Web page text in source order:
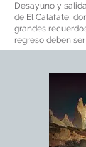
Desayuno y
de El Calafate,
grandes
regreso deben